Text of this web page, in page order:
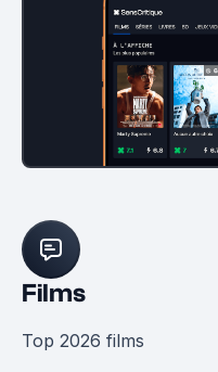
Films
Top 2026 films